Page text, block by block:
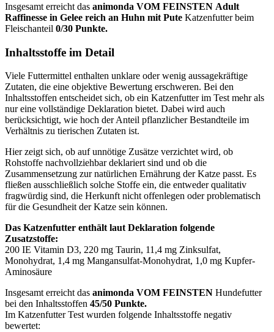
Insgesamt erreicht das animonda VOM FEINSTEN Adult
Raffinesse in Gelee reich an Huhn mit Pute Katzenfutterbeim
Fleischanteil 0/30 Punkte.
Inhaltsstoffe im Detail
Viele Futtermittel enthalten unklare oder wenig aussagekräftige
Zutaten, die eine objektive Bewertung erschweren. Bei den
Inhaltsstoffen entscheidet sich, ob ein Katzenfutter im Test mehr als
nur eine vollständige Deklaration bietet. Dabei wird auch
berücksichtigt, wie hoch der Anteil pflanzlicher Bestandteile im
Verhältnis zu tierischen Zutaten ist.
Hier zeigt sich, ob auf unnötige Zusätze verzichtet wird, ob
Rohstoffe nachvollziehbar deklariert sind und ob die
Zusammensetzung zur natürlichen Ernährung der Katze passt. Es
fließen ausschließlich solche Stoffe ein, die entweder qualitativ
fragwürdig sind, die Herkunft nicht offenlegen oder problematisch
für die Gesundheit der Katze sein können.
Das Katzenfutter enthält laut Deklaration folgende
Zusatzstoffe:
200 IE Vitamin D3, 220 mg Taurin, 11,4 mg Zinksulfat,
Monohydrat, 1,4 mg Mangansulfat-Monohydrat, 1,0 mg Kupfer-
Aminosäure
Insgesamt erreicht das animonda VOM FEINSTEN Hundefutter
bei den Inhaltsstoffen 45/50 Punkte.
Im Katzenfutter Test wurden folgende Inhaltsstoffe negativ
bewertet: